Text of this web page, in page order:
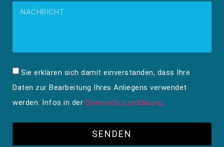
Sie erklären sich damit einverstanden, dass Ihre
Daten zur Bearbeitung Ihres Anliegens verwendet
werden. Infos in der Datenschutzerklärung
SENDEN